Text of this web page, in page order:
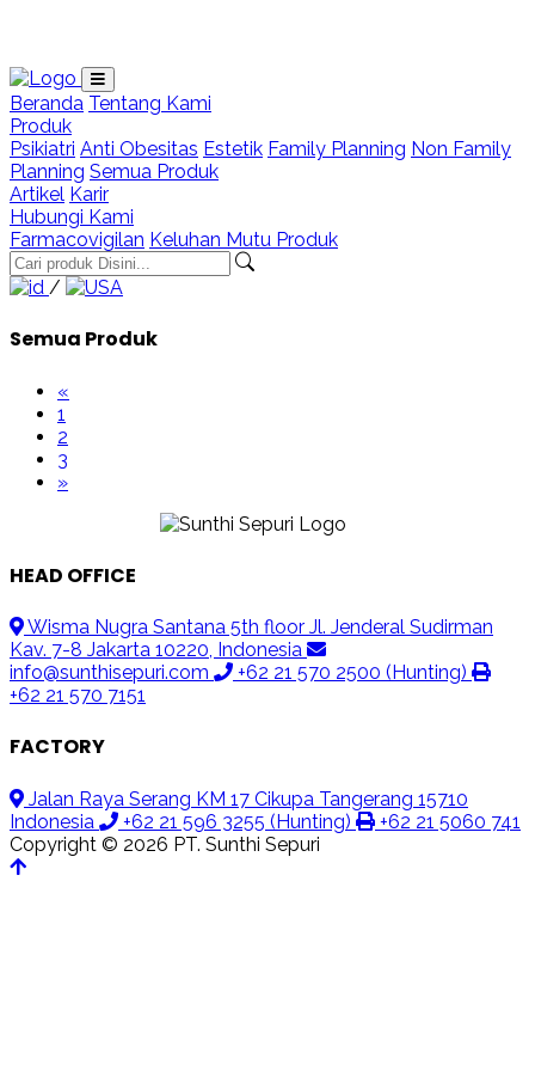
Beranda Tentang Kami
Produk
Psikiatri Anti Obesitas Estetik Family Planning Non Family
Planning Semua Produk
Artikel Karir
Hubungi Kami
Farmacovigilan Keluhan Mutu Produk
/
Semua Produk
«
1
2
3
»
HEAD OFFICE
Wisma Nugra Santana 5th floor Jl. Jenderal Sudirman
Kav. 7-8 Jakarta 10220, Indonesia
info@sunthisepuri.com
+62 21 570 2500 (Hunting)
+62 21 570 7151
FACTORY
Jalan Raya Serang KM 17 Cikupa Tangerang 15710
Indonesia
+62 21 596 3255 (Hunting)
+62 21 5060 741
Copyright © 2026 PT. Sunthi Sepuri